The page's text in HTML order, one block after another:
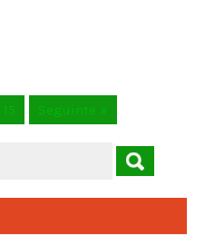
15 Seguinte »